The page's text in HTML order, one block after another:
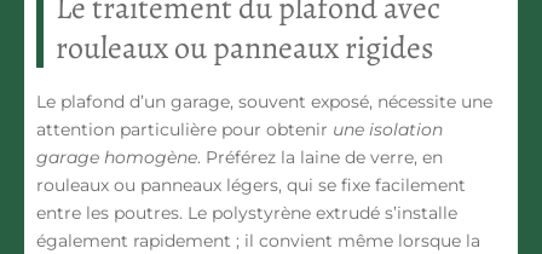
rouleaux ou panneaux rigides
Le plafond d’un garage, souvent exposé, nécessite une
attention particulière pour obtenir une isolation
garage homogène. Préférez la laine de verre, en
rouleaux ou panneaux légers, qui se fixe facilement
entre les poutres. Le polystyrène extrudé s’installe
également rapidement ; il convient même lorsque la